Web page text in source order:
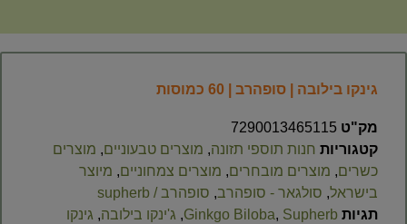
גינקו בילובה | סופהרב | 60 כמוסות
מק"ט 7290013465115
קטגוריות חנות תוספי תזונה, מוצרים טבעוניים, מוצרים
כשרים, מוצרים מובחרים, מוצרים צמחוניים, מיוצר
בישראל, סולגאר - סופהרב, סופהרב / supherb
תגיות
Ginkgo Biloba, Supherb
, ג'ינקו בילובה, גינקו